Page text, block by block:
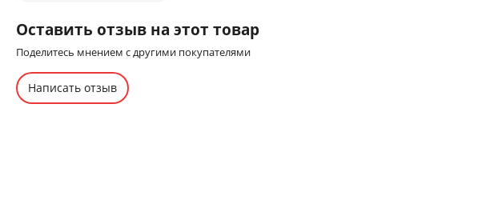
Оставить отзыв на этот товар
Поделитесь мнением с другими покупателями
Написать отзыв